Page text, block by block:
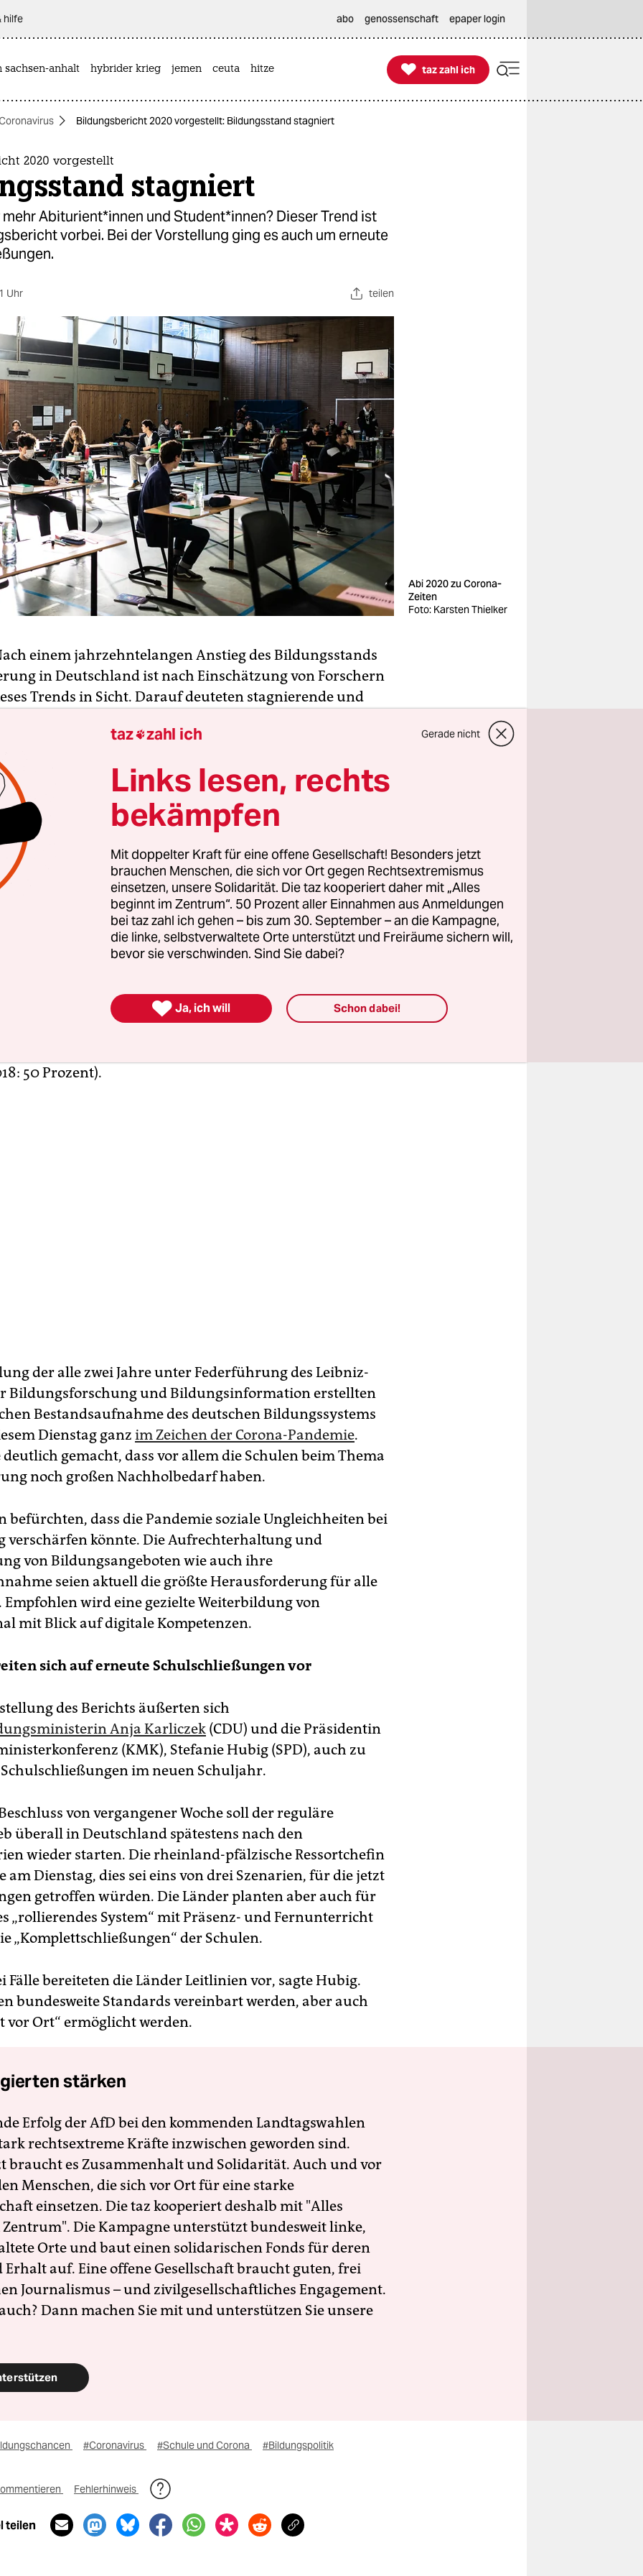
hilfe abo genossenschaft epaper login
sachsen-anhalt hybrider krieg jemen ceuta hitze 
taz zahl ich
taz zahl ich
Bildungsbericht 2020 vorgestellt: Bildungsstand stagniert
2020 vorgestellt
stagniert
Abiturient*innen und Student*innen? Dieser Trend ist
vorbei. Bei der Vorstellung ging es auch um erneute
Uhr teilen
Abi 2020 zu Corona-
Zeiten
Foto: Karsten Thielker
einem jahrzehntelangen Anstieg des Bildungsstands
in Deutschland ist nach Einschätzung von Forschern
Trends in Sicht. Darauf deuteten stagnierende und
wechseln, und auch sinkende Absolventenquoten mit
und Hochschulreife, wie aus dem Bericht
Deutschland 2020“ hervorgeht, der am Dienstag in Berlin
In dem Bericht werden Herausforderungen und
Bildungssystem von der Kita bis zur
beschrieben.
wird den Angaben zufolge zwar der
Trend zu höherer Bildungsbeteiligung und
Abschlüssen von Jahr zu Jahr stärker sichtbar.
größerer Anteil der Menschen habe die Hochschulreife und
der Anteil der Schulabgänger ohne mindestens einen
50 Prozent).
der alle zwei Jahre unter Federführung des Leibniz-
Bildungsforschung und Bildungsinformation erstellten
Bestandsaufnahme des deutschen Bildungssystems
Dienstag ganz im Zeichen der Corona-Pandemie.
deutlich gemacht, dass vor allem die Schulen beim Thema
noch großen Nachholbedarf haben.
befürchten, dass die Pandemie soziale Ungleichheiten bei
verschärfen könnte. Die Aufrechterhaltung und
von Bildungsangeboten wie auch ihre
seien aktuell die größte Herausforderung für alle
Empfohlen wird eine gezielte Weiterbildung von
mit Blick auf digitale Kompetenzen.
sich auf erneute Schulschließungen vor
des Berichts äußerten sich
Anja Karliczek (CDU) und die Präsidentin
(KMK), Stefanie Hubig (SPD), auch zu
im neuen Schuljahr.
von vergangener Woche soll der reguläre
überall in Deutschland spätestens nach den
wieder starten. Die rheinland-pfälzische Ressortchefin
am Dienstag, dies sei eins von drei Szenarien, für die jetzt
getroffen würden. Die Länder planten aber auch für
„rollierendes System“ mit Präsenz- und Fernunterricht
„Komplettschließungen“ der Schulen.
Fälle bereiteten die Länder Leitlinien vor, sagte Hubig.
bundesweite Standards vereinbart werden, aber auch
vor Ort“ ermöglicht werden.
stärken
Erfolg der AfD bei den kommenden Landtagswahlen
rechtsextreme Kräfte inzwischen geworden sind.
braucht es Zusammenhalt und Solidarität. Auch und vor
Menschen, die sich vor Ort für eine starke
einsetzen. Die taz kooperiert deshalb mit "Alles
Die Kampagne unterstützt bundesweit linke,
Orte und baut einen solidarischen Fonds für deren
Erhalt auf. Eine offene Gesellschaft braucht guten, frei
Journalismus – und zivilgesellschaftliches Engagement.
Dann machen Sie mit und unterstützen Sie unsere
#Coronavirus #Schule und Corona #Bildungspolitik
Fehlerhinweis
teilen
taz zahl ich Gerade nicht
Links lesen, rechts
bekämpfen
Mit doppelter Kraft für eine offene Gesellschaft! Besonders jetzt
brauchen Menschen, die sich vor Ort gegen Rechtsextremismus
einsetzen, unsere Solidarität. Die taz kooperiert daher mit „Alles
beginnt im Zentrum“. 50 Prozent aller Einnahmen aus Anmeldungen
bei taz zahl ich gehen – bis zum 30. September – an die Kampagne,
die linke, selbstverwaltete Orte unterstützt und Freiräume sichern will,
bevor sie verschwinden. Sind Sie dabei?
 Ja, ich will Schon dabei!